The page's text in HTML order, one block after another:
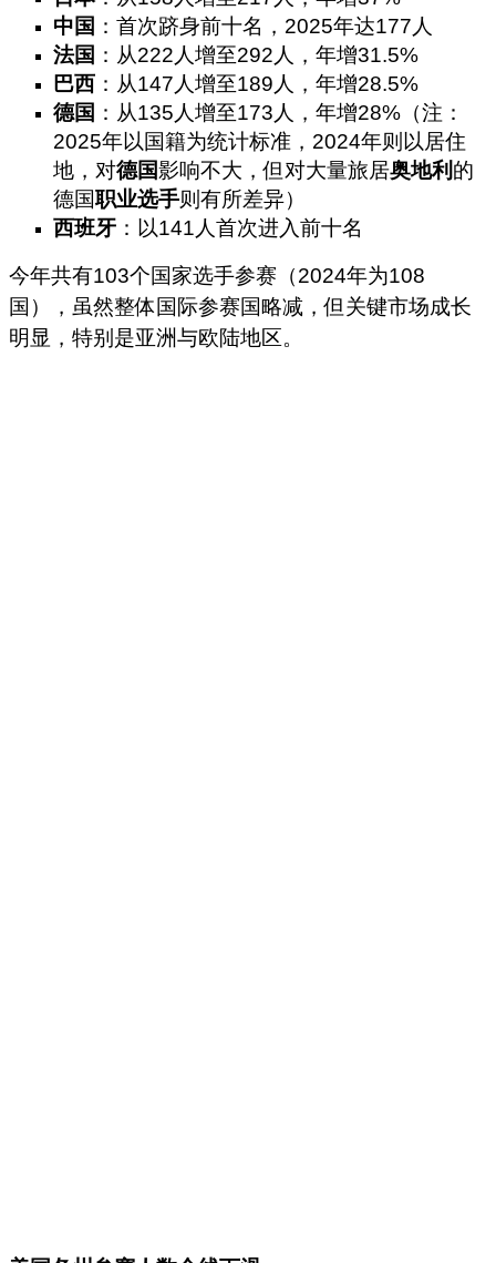
中国 ：首次跻身前十名，2025年达177人
法国 ：从222人增至292人，年增31.5%
巴西 ：从147人增至189人，年增28.5%
德国 ：从135人增至173人，年增28%（注：
2025年以国籍为统计标准，2024年则以居住
地，对德国影响不大，但对大量旅居奥地利 的
德国职业选手则有所差异）
西班牙 ：以141人首次进入前十名
今年共有103个国家选手参赛（2024年为108
国），虽然整体国际参赛国略减，但关键市场成长
明显，特别是亚洲与欧陆地区。